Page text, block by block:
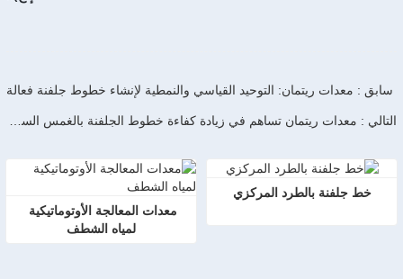
سابق : معدات ريتمان: التوحيد القياسي والنمطية لإنشاء خطوط جلفنة فعالة
معدات المعالجة الأوتوماتيكية
لمياه الشطف
خط جلفنة بالطرد المركزي